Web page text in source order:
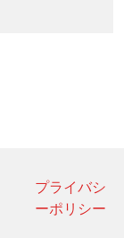
プライバシ
ーポリシー